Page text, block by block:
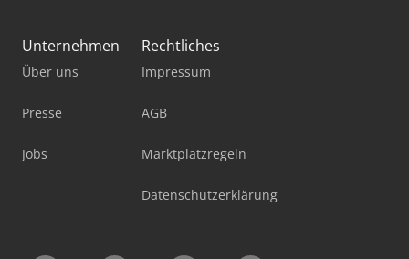
Unternehmen
Über uns
Presse
Jobs
Rechtliches
Impressum
AGB
Marktplatzregeln
Datenschutzerklärung